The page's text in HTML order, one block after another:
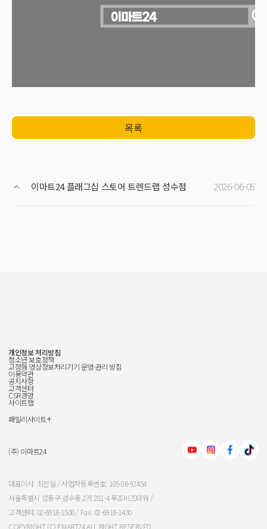
목록
이마트24 플래그십 스토어 트렌드랩 성수점 2026-06-05
개인정보 처리방침
청소년 보호정책
고정형 영상정보처리기기 운영·관리 방침
이용약관
공지사항
고객센터
CSR경영
사이트맵
패밀리사이트+
신세계그룹
신세계백화점
이마트
신세계인터내셔날
(주) 이마트24
대표이사: 최진일 / 사업자등록번호: 105-86-92454
서울특별시 성동구 성수동 2가 281-4 푸조비즈타워 /
고객센터: 02-6916-1500 / Fax: 02-6916-1430
COPYRIGHT (C) EMART24.ALL RIGHT RESERVED